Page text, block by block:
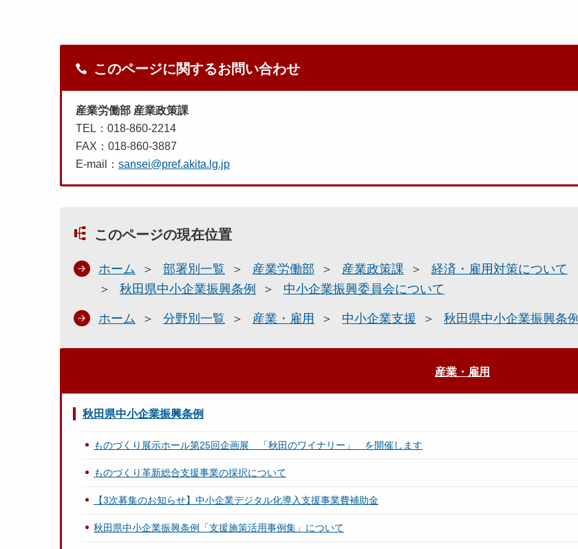
このページに関するお問い合わせ
産業労働部 産業政策課
TEL：018-860-2214
FAX：018-860-3887
E-mail： sansei@pref.akita.lg.jp
このページの現在位置
ホーム 部署別一覧 産業労働部 産業政策課
経済・雇用対策について
秋田県中小企業振興条例
中小企業振興委員会について
ホーム 分野別一覧 産業・雇用 中小企業支援 秋田県中小企業振興条例
産業・雇用
秋田県中小企業振興条例
ものづくり展示ホール第25回企画展 「秋田のワイナリー」 を開催します
ものづくり革新総合支援事業の採択について
【3次募集のお知らせ】中小企業デジタル化導入支援事業費補助金
秋田県中小企業振興条例「支援施策活用事例集」について